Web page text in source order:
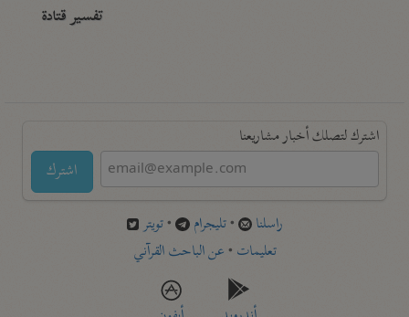
تفسير قتادة
اشترك لتصلك أخبار مشاريعنا
اشترك
راسلنا •تليجرام •تويتر
تعليمات •عن الباحث القرآني